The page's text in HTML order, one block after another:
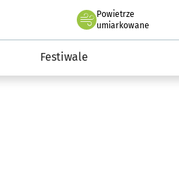
Powietrze
we Wrocławiu
umiarkowane
Festiwale